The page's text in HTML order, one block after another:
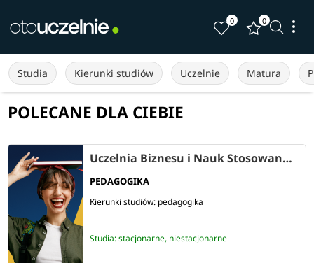
0 0
Studia Kierunki studiów Uczelnie Matura
POLECANE DLA CIEBIE
Uczelnia Biznesu i Nauk Stosowanych "Varsovia" (filia w Rzeszowie)
PEDAGOGIKA
Kierunki studiów: pedagogika
Studia: stacjonarne, niestacjonarne